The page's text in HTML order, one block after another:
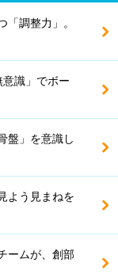
「調整力」。
識」でボー
盤」を意識し
よう見まねを
ームが、創部